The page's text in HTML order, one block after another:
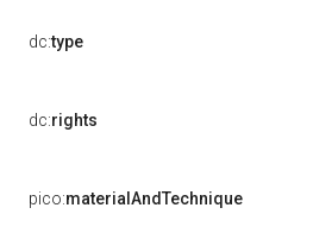
dc:type
dc:rights
pico:materialAndTechnique